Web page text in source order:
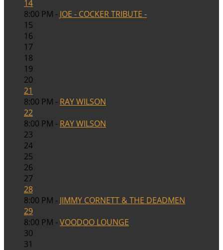
14
8:00 PM - JOE - COCKER TRIBUTE -
15
16
17
18
19
20
21
8:00 PM - RAY WILSON
22
8:00 PM - RAY WILSON
23
24
25
26
27
28
8:00 PM - JIMMY CORNETT & THE DEADMEN
29
8:00 PM -VOODOO LOUNGE
30
31